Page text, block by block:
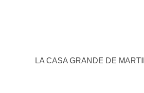
LA CASA GRANDE DE